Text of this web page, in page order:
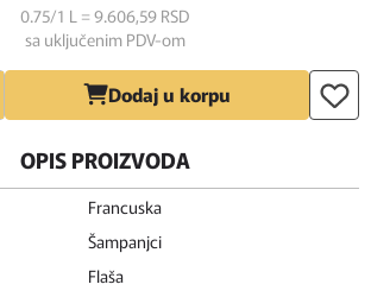
0.75/1 L = 9.606,59 RSD
sa uključenim PDV-om
Dodaj u korpu
OPIS PROIZVODA
Francuska
Šampanjci
Flaša